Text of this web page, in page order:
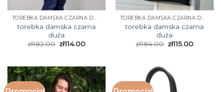
TOREBKA DAMSKA CZARNA DUŻA
torebka damska czarna
duża
zł182.00 zł114.00
TOREBKA DAMSKA CZARNA DUŻA
torebka damska czarna
duża
zł184.00 zł115.00